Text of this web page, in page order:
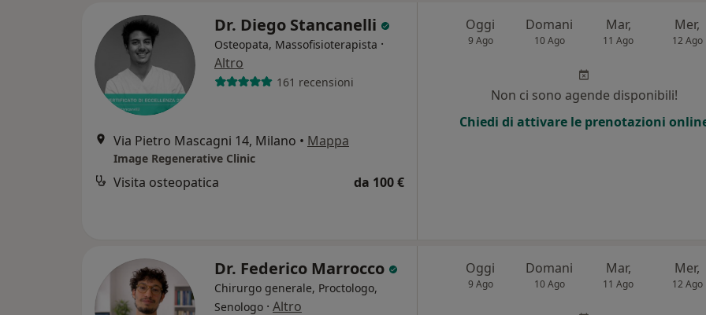
Dr. Diego Stancanelli
Osteopata, Massofisioterapista ·
Altro
161 recensioni
Via Pietro Mascagni 14, Milano • Mappa
Image Regenerative Clinic
Visita osteopatica da 100 €
Oggi
9 Ago
Domani
10 Ago
Mar,
11 Ago
Mer,
12 Ago
Non ci sono agende disponibili!
Chiedi di attivare le prenotazioni
Dr. Federico Marrocco
Chirurgo generale, Proctologo,
Senologo · Altro
Oggi
9 Ago
Domani
10 Ago
Mar,
11 Ago
Mer,
12 Ago